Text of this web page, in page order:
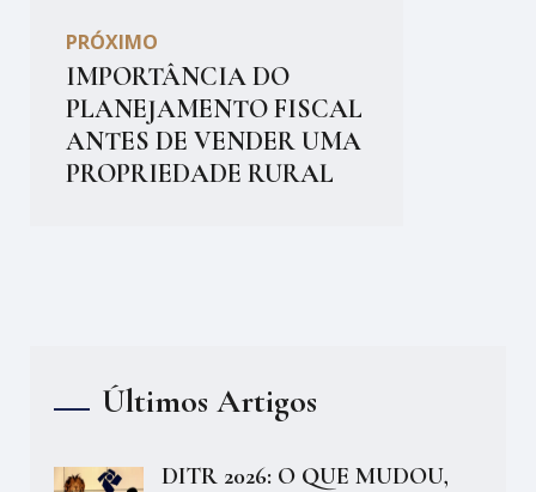
PRÓXIMO
IMPORTÂNCIA DO
PLANEJAMENTO FISCAL
ANTES DE VENDER UMA
PROPRIEDADE RURAL
Últimos Artigos
DITR 2026: O QUE MUDOU,